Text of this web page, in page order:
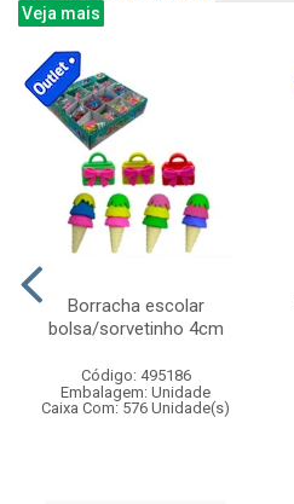
Veja mais
Borracha escolar
bolsa/sorvetinho 4cm
Código: 495186
Embalagem: Unidade
Caixa Com: 576 Unidade(s)